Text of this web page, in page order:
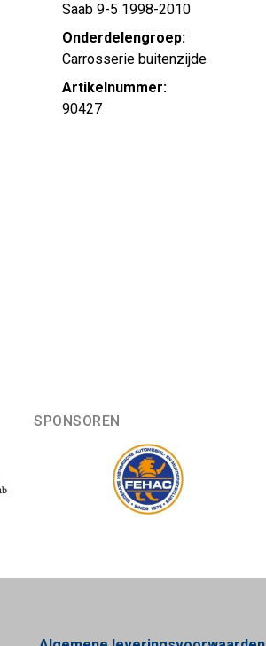
Saab 9-5 1998-2010
Onderdelengroep:
Carrosserie buitenzijde
Artikelnummer:
90427
SPONSOREN